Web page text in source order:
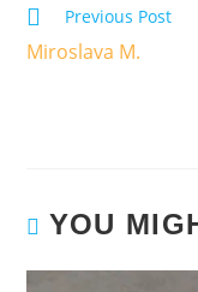
Previous Post
Miroslava M.
YOU